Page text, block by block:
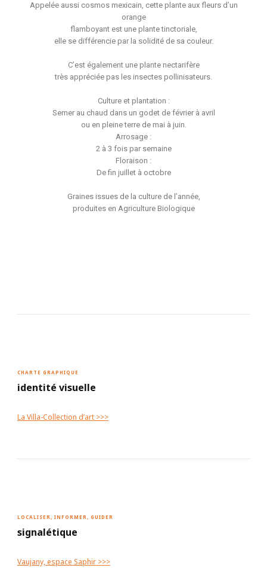
Appelée aussi cosmos mexicain, cette plante aux fleurs d’un
orange
flamboyant est une plante tinctoriale,
elle se différencie par la solidité de sa couleur.
C’est également une plante nectarifère
très appréciée pas les insectes pollinisateurs.
Culture et plantation :
Semer au chaud dans un godet de février à avril
ou en pleine terre de mai à juin.
Arrosage :
2 à 3 fois par semaine
Floraison :
De fin juillet à octobre
Graines issues de la culture de l’année,
produites en Agriculture Biologique
CHARTE GRAPHIQUE
identité visuelle
La Villa-Collection d’art >>>
LOCALISER, INFORMER, GUIDER
signalétique
Vaujany, espace Saphir >>>